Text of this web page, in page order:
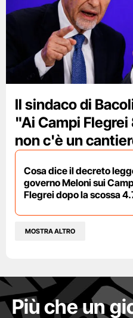
Il sindaco di
"Ai Campi
non c'è un
Cosa dice il decreto
governo Meloni sui
Flegrei dopo la scossa
MOSTRA ALTRO
Più che un